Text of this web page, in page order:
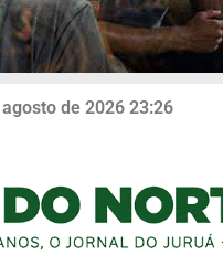
de 2026 23:26